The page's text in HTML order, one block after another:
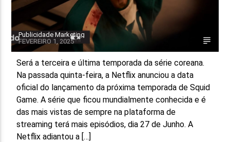
ON FM
Publicidade Marketing
FEVEREIRO 1, 2025
Será a terceira e última temporada da série coreana.
Na passada quinta-feira, a Netflix anunciou a data
oficial do lançamento da próxima temporada de Squid
Game. A série que ficou mundialmente conhecida e é
das mais vistas de sempre na plataforma de
streaming terá mais episódios, dia 27 de Junho. A
Netflix adiantou a […]